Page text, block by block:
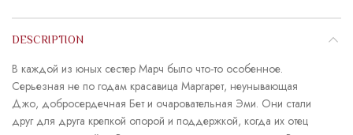
DESCRIPTION
В каждой из юных сестер Марч было что-то особенное.
Серьезная не по годам красавица Маргарет, неунывающая
Джо, добросердечная Бет и очаровательная Эми. Они стали
друг для друга крепкой опорой и поддержкой, когда их отец